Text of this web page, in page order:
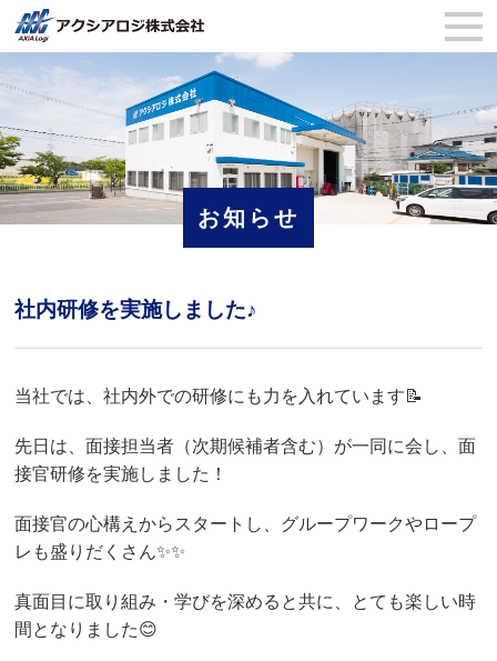
お知らせ
社内研修を実施しました♪
当社では、社内外での研修にも力を入れています📝
先日は、面接担当者（次期候補者含む）が一同に会し、面
接官研修を実施しました！
面接官の心構えからスタートし、グループワークやロープ
レも盛りだくさん✨✨
真面目に取り組み・学びを深めると共に、とても楽しい時
間となりました😊